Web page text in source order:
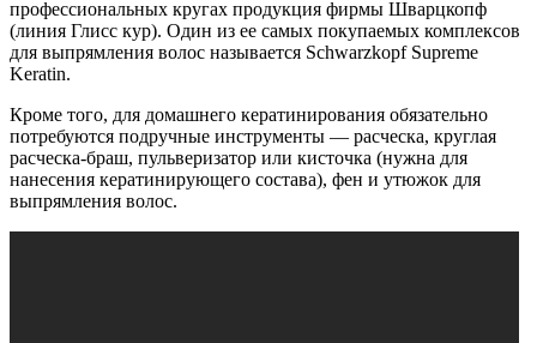
профессиональных кругах продукция фирмы Шварцкопф
(линия Глисс кур). Один из ее самых покупаемых комплексов
для выпрямления волос называется Schwarzkopf Supreme
Keratin.
Кроме того, для домашнего кератинирования обязательно
потребуются подручные инструменты — расческа, круглая
расческа-браш, пульверизатор или кисточка (нужна для
нанесения кератинирующего состава), фен и утюжок для
выпрямления волос.